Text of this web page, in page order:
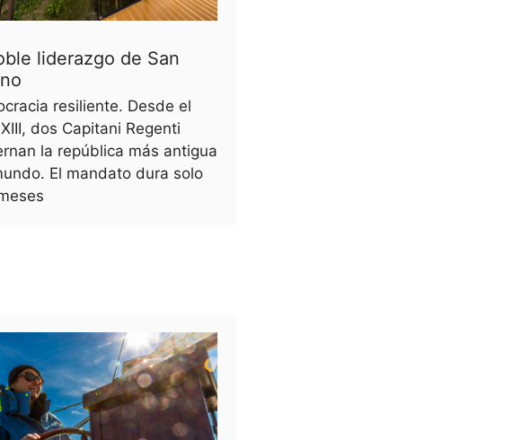
liderazgo de San
resiliente. Desde el
dos Capitani Regenti
la república más antigua
El mandato dura solo